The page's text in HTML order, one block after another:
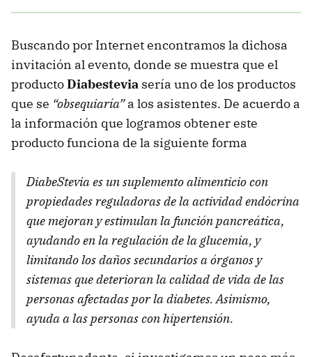
Buscando por Internet encontramos la dichosa
invitación al evento, donde se muestra que el
productoDiabestevia sería uno de los productos
que se “obsequiaría”a los asistentes. De acuerdo a
la información que logramos obtener este
producto funciona de la siguiente forma
DiabeStevia es un suplemento alimenticio con
propiedades reguladoras de la actividad endócrina
que mejoran y estimulan la función pancreática,
ayudando en la regulación de la glucemia, y
limitando los daños secundarios a órganos y
sistemas que deterioran la calidad de vida de las
personas afectadas por la diabetes. Asimismo,
ayuda a las personas con hipertensión.